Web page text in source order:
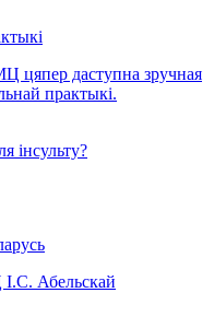
цяпер даступна зручная
практыкі.
інсульту?
Абельскай